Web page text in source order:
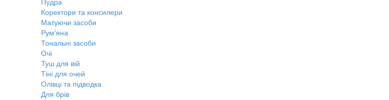
Пудра
Коректори та консилери
Матуючи засоби
Рум'яна
Тональні засоби
Очі
Туш для вій
Тіні для очей
Олівці та підводка
Для брів